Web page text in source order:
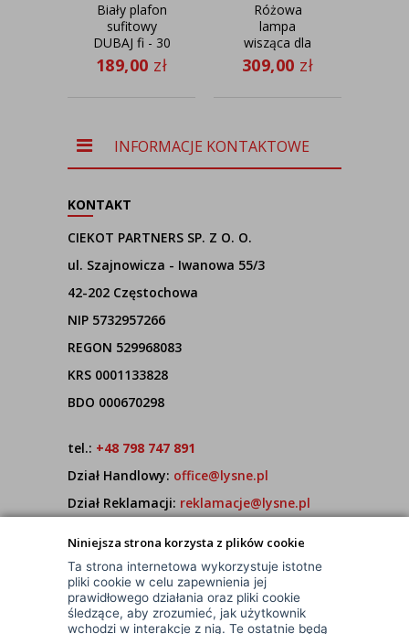
Niniejsza strona korzysta z plików cookie
Ta strona internetowa wykorzystuje istotne
pliki cookie w celu zapewnienia jej
prawidłowego działania oraz pliki cookie
śledzące, aby zrozumieć, jak użytkownik
wchodzi w interakcje z nią. Te ostatnie będą
Biały plafon
sufitowy
DUBAJ fi - 30
cm
189,00 zł
Różowa
lampa
wisząca dla
dzieci SARI -
kolor różowy
309,00 zł
INFORMACJE KONTAKTOWE
KONTAKT
CIEKOT PARTNERS SP. Z O. O.
ul. Szajnowicza - Iwanowa 55/3
42-202 Częstochowa
NIP 5732957266
REGON 529968083
KRS 0001133828
BDO 000670298
tel.: +48 798 747 891
Dział Handlowy: office@lysne.pl
Dział Reklamacji: reklamacje@lysne.pl
7:00 - 15:00